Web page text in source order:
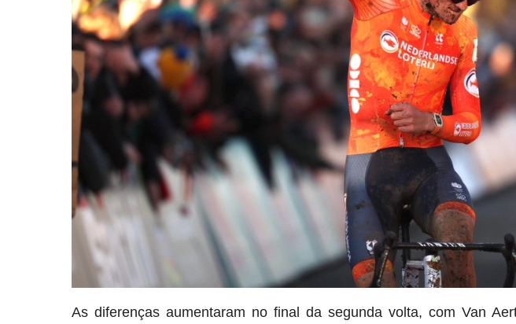
As diferenças aumentaram no final da segunda volta, com Van